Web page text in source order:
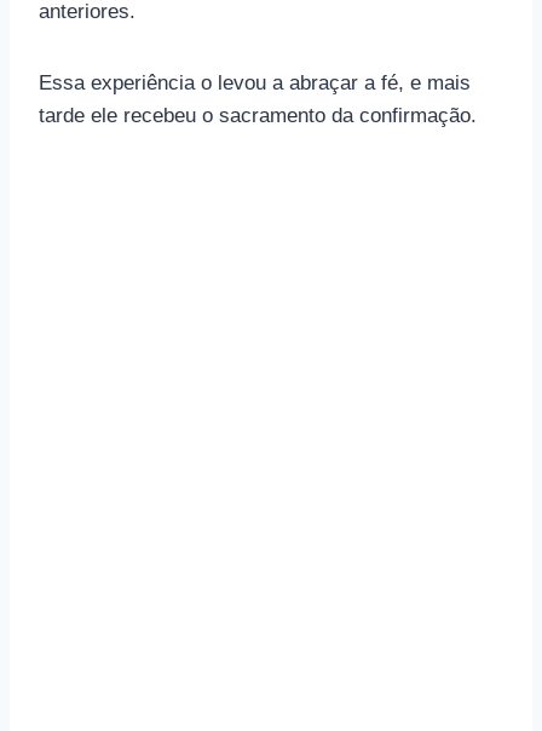
anteriores.
Essa experiência o levou a abraçar a fé, e mais
tarde ele recebeu o sacramento da confirmação.